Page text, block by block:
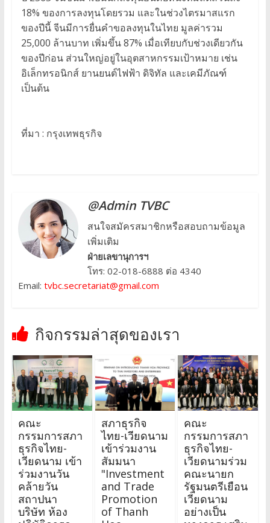
18% ของการลงทุนโดยรวม และในช่วงไตรมาสแรก
ของปีนี้ จีนมีการยื่นคำขอลงทุนในไทย มูลค่ารวม
25,000 ล้านบาท เพิ่มขึ้น 87% เมื่อเทียบกับช่วงเดียวกัน
ของปีก่อน ส่วนใหญ่อยู่ในอุตสาหกรรมเป้าหมาย เช่น
อิเล็กทรอนิกส์ ยานยนต์ไฟฟ้า ดิจิทัล และเคมีภัณฑ์
เป็นต้น
ที่มา : กรุงเทพธุรกิจ
@Admin TVBC
สนใจสมัครสมาชิกหรือสอบถามข้อมูล
เพิ่มเติม
ฝ่ายเลขานุการฯ
โทร: 02-018-6888 ต่อ 4340
Email: tvbc.secretariat@gmail.com
กิจกรรมล่าสุดของเรา
คณะ
กรรมการสภา
ธุรกิจไทย-
เวียดนาม เข้า
ร่วมงานวัน
คล้ายวัน
สถาปนา
บริษัท ห้อง
สภาธุรกิจ
ไทย-เวียดนาม
เข้าร่วมงาน
สัมมนา
"Investment
and Trade
Promotion
of Thanh
คณะ
กรรมการสภา
ธุรกิจไทย-
เวียดนามร่วม
คณะนายก
รัฐมนตรีเยือน
เวียดนาม
อย่างเป็น